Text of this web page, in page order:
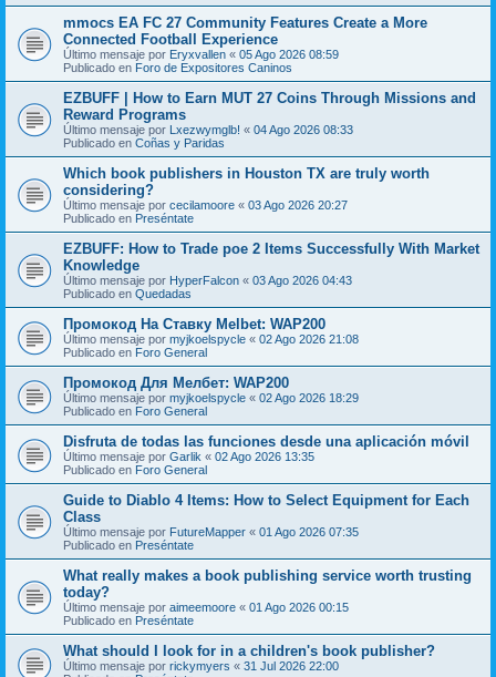
mmocs EA FC 27 Community Features Create a More
Connected Football Experience
Último mensaje por Eryxvallen « 05 Ago 2026 08:59
Publicado en Foro de Expositores Caninos
EZBUFF | How to Earn MUT 27 Coins Through Missions and
Reward Programs
Último mensaje por Lxezwymglb! « 04 Ago 2026 08:33
Publicado en Coñas y Paridas
Which book publishers in Houston TX are truly worth
considering?
Último mensaje por cecilamoore « 03 Ago 2026 20:27
Publicado en Preséntate
EZBUFF: How to Trade poe 2 Items Successfully With Market
Knowledge
Último mensaje por HyperFalcon « 03 Ago 2026 04:43
Publicado en Quedadas
Промокод На Ставку Melbet: WAP200
Último mensaje por myjkoelspycle « 02 Ago 2026 21:08
Publicado en Foro General
Промокод Для Мелбет: WAP200
Último mensaje por myjkoelspycle « 02 Ago 2026 18:29
Publicado en Foro General
Disfruta de todas las funciones desde una aplicación móvil
Último mensaje por Garlik « 02 Ago 2026 13:35
Publicado en Foro General
Guide to Diablo 4 Items: How to Select Equipment for Each
Class
Último mensaje por FutureMapper « 01 Ago 2026 07:35
Publicado en Preséntate
What really makes a book publishing service worth trusting
today?
Último mensaje por aimeemoore « 01 Ago 2026 00:15
Publicado en Preséntate
What should I look for in a children's book publisher?
Último mensaje por rickymyers « 31 Jul 2026 22:00